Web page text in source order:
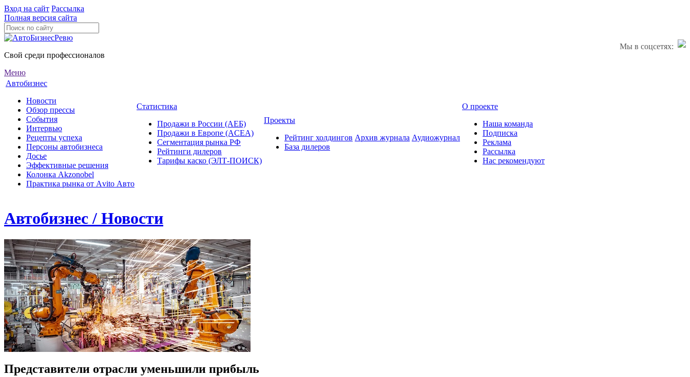
Вход на сайт Рассылка
Полная версия сайта
Мы в соцсетях:
Свой среди профессионалов
Меню
Автобизнес
Новости
Обзор прессы
События
Интервью
Рецепты успеха
Персоны автобизнеса
Досье
Эффективные решения
Колонка Akzonobel
Практика рынка от Аvito Авто
Статистика
Продажи в России (АЕБ)
Продажи в Европе (ACEA)
Сегментация рынка РФ
Рейтинги дилеров
Тарифы каско (ЭЛТ-ПОИСК)
Проекты
Рейтинг холдингов
База дилеров
Архив журнала Аудиожурнал
О проекте
Наша команда
Подписка
Реклама
Рассылка
Нас рекомендуют
Автобизнес / Новости
Представители отрасли уменьшили прибыль